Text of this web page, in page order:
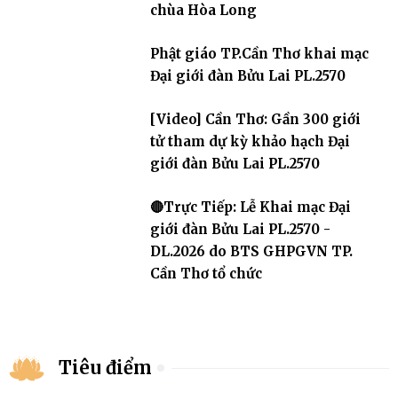
chùa Hòa Long
Phật giáo TP.Cần Thơ khai mạc
Đại giới đàn Bửu Lai PL.2570
[Video] Cần Thơ: Gần 300 giới
tử tham dự kỳ khảo hạch Đại
giới đàn Bửu Lai PL.2570
🔴Trực Tiếp: Lễ Khai mạc Đại
giới đàn Bửu Lai PL.2570 -
DL.2026 do BTS GHPGVN TP.
Cần Thơ tổ chức
Tiêu điểm